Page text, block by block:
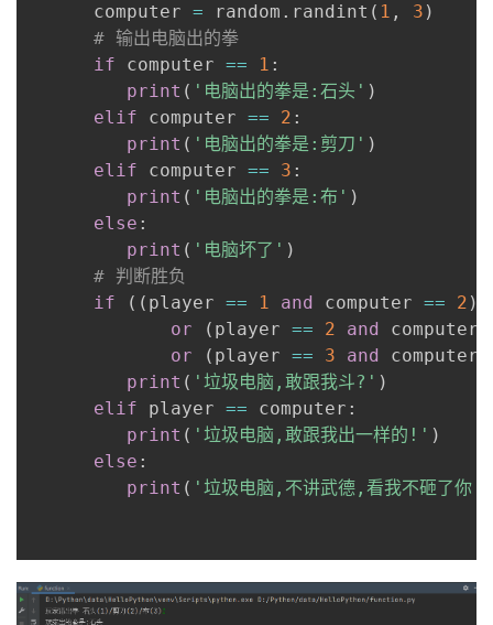
验
收
藏
议
      computer
= random . randint ( 1 , 3 )
# 输出电脑出的拳
if computer == 1 :
print ( '电脑出的拳是:石头' )
elif computer == 2 :
print ( '电脑出的拳是:剪刀' )
elif computer == 3 :
print ( '电脑出的拳是:布' )
else :
print ( '电脑坏了' )
# 判断胜负
if
( ( player == 1 and computer == 2 )
or
( player == 2 and computer
or
( player == 3 and computer
print ( '垃圾电脑,敢跟我斗?' )
elif player == computer :
print ( '垃圾电脑,敢跟我出一样的!' )
else :
print ( '垃圾电脑,不讲武德,看我不砸了你!'